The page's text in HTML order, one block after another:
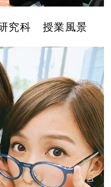
究科 授業風景